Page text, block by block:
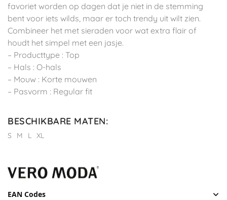
favoriet worden op dagen dat je niet in de stemming
bent voor iets wilds, maar er toch trendy uit wilt zien.
Combineer het met sieraden voor wat extra flair of
houdt het simpel met een jasje.
– Producttype : Top
– Hals : O-hals
– Mouw : Korte mouwen
– Pasvorm : Regular fit
BESCHIKBARE MATEN:
S M L XL
EAN Codes